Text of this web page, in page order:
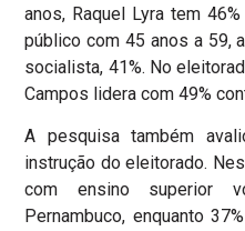
anos, Raquel Lyra tem
público com 45 anos a 59,
socialista, 41%. No
Campos lidera com 49%
A pesquisa também
instrução do eleitorado.
com ensino superior
Pernambuco, enquanto